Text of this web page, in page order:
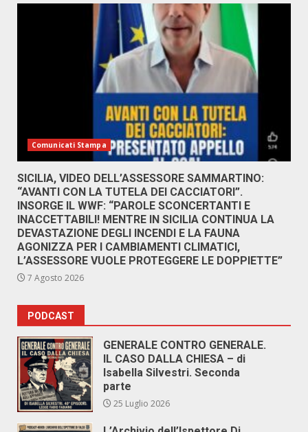
Comunicati Stampa
SICILIA, VIDEO DELL’ASSESSORE SAMMARTINO:
“AVANTI CON LA TUTELA DEI CACCIATORI”.
INSORGE IL WWF: “PAROLE SCONCERTANTI E
INACCETTABILI! MENTRE IN SICILIA CONTINUA LA
DEVASTAZIONE DEGLI INCENDI E LA FAUNA
AGONIZZA PER I CAMBIAMENTI CLIMATICI,
L’ASSESSORE VUOLE PROTEGGERE LE DOPPIETTE”
7 Agosto 2026
PODCAST
GENERALE CONTRO GENERALE.
IL CASO DALLA CHIESA – di
Isabella Silvestri. Seconda
parte
25 Luglio 2026